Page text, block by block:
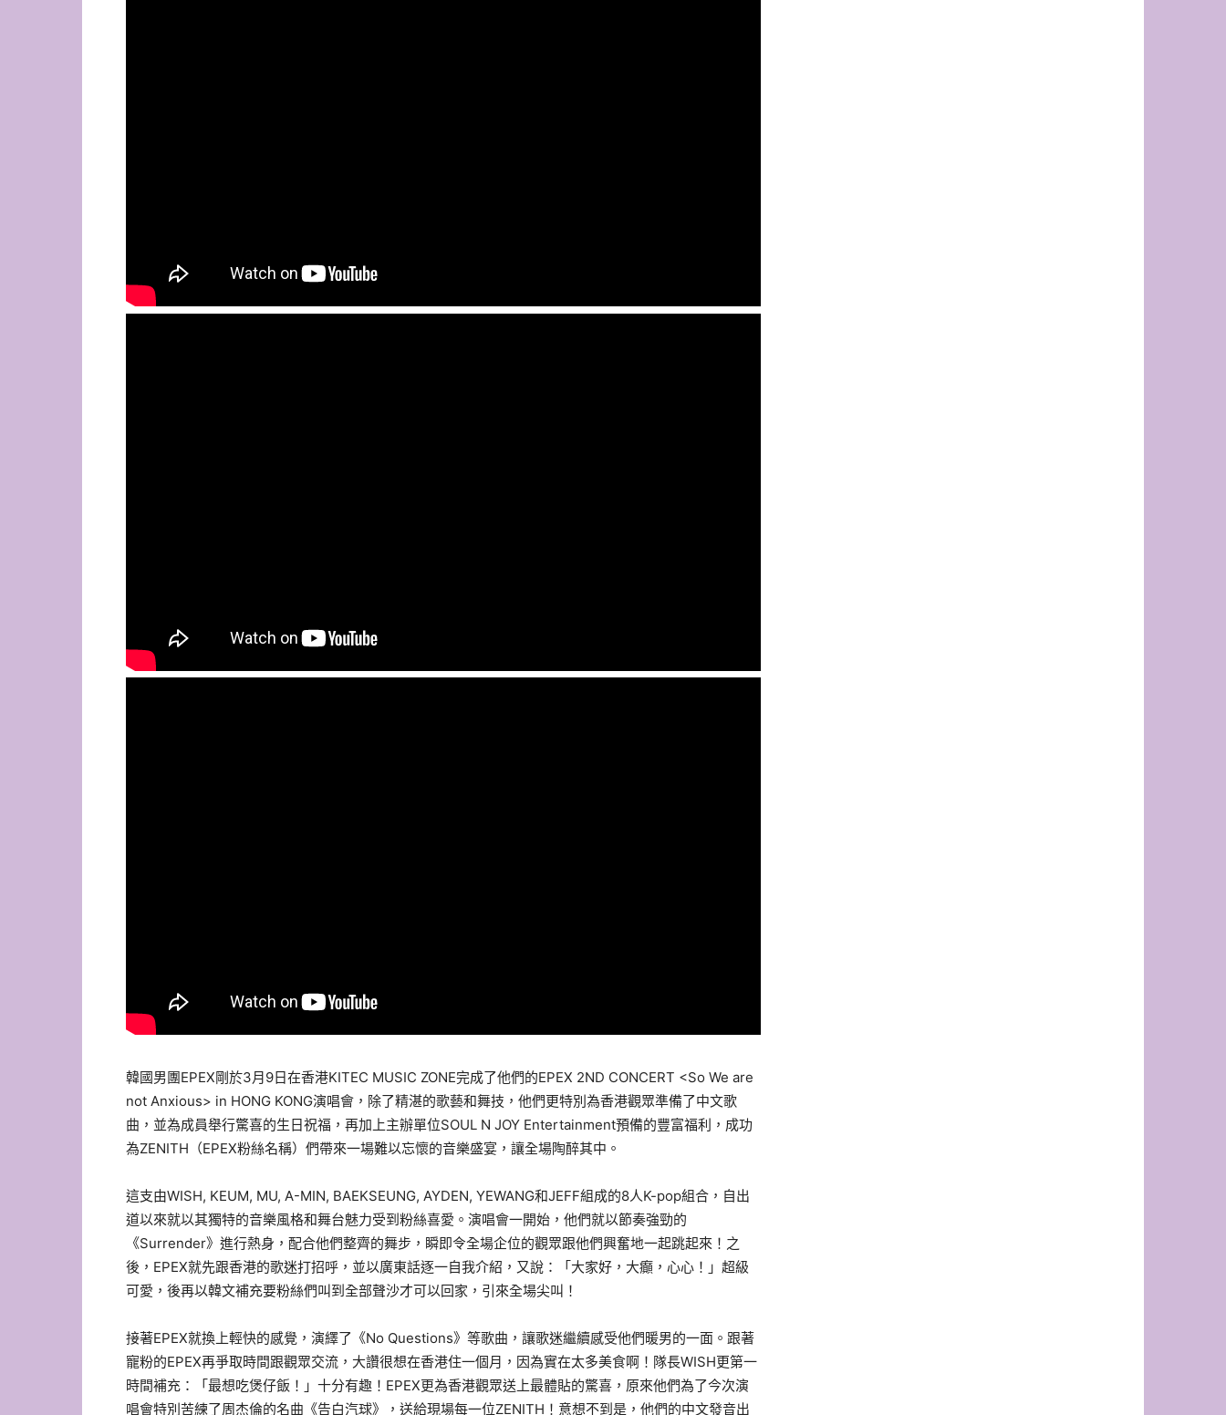
韓國男團EPEX剛於3月9日在香港KITEC MUSIC ZONE完成了他們的EPEX 2ND CONCERT <So We are
not Anxious> in HONG KONG演唱會，除了精湛的歌藝和舞技，他們更特別為香港觀眾準備了中文歌
曲，並為成員舉行驚喜的生日祝福，再加上主辦單位SOUL N JOY Entertainment預備的豐富福利，成功
為ZENITH（EPEX粉絲名稱）們帶來一場難以忘懷的音樂盛宴，讓全場陶醉其中。
這支由WISH, KEUM, MU, A-MIN, BAEKSEUNG, AYDEN, YEWANG和JEFF組成的8人K-pop組合，自出
道以來就以其獨特的音樂風格和舞台魅力受到粉絲喜愛。演唱會一開始，他們就以節奏強勁的
《Surrender》進行熱身，配合他們整齊的舞步，瞬即令全場企位的觀眾跟他們興奮地一起跳起來！之
後，EPEX就先跟香港的歌迷打招呼，並以廣東話逐一自我介紹，又說：「大家好，大癲，心心！」超級
可愛，後再以韓文補充要粉絲們叫到全部聲沙才可以回家，引來全場尖叫！
接著EPEX就換上輕快的感覺，演繹了《No Questions》等歌曲，讓歌迷繼續感受他們暖男的一面。跟著
寵粉的EPEX再爭取時間跟觀眾交流，大讚很想在香港住一個月，因為實在太多美食啊！隊長WISH更第一
時間補充：「最想吃煲仔飯！」十分有趣！EPEX更為香港觀眾送上最體貼的驚喜，原來他們為了今次演
唱會特別苦練了周杰倫的名曲《告白汽球》，送給現場每一位ZENITH！意想不到是，他們的中文發音出